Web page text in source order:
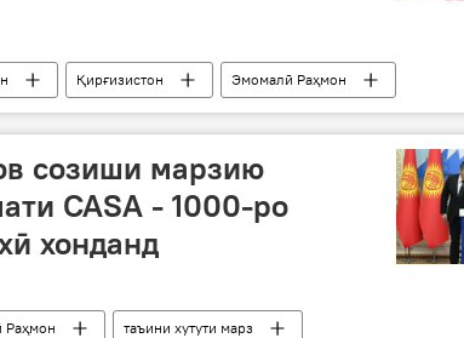
Қирғизистон
Эмомалӣ Раҳмон
Сиёсат
созиши марзию
CASA - 1000-ро
хонданд
Раҳмон
таъини хутути марз